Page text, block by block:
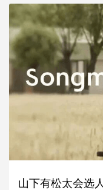
山下有松太会选